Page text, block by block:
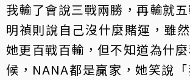
我輸了會說三戰兩勝，再輸就
明禎則說自己沒什麼賭運，雖
她更百戰百輸，但不知道為什
候，NANA都是贏家，她笑說